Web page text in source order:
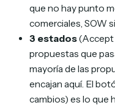
que no hay punto
comerciales, SOW
3 estados(Accept
propuestas que
mayoría de las
encajan aquí. El
cambios) es lo que